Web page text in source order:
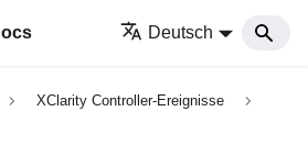
Deutsch
XClarity Controller-Ereignisse